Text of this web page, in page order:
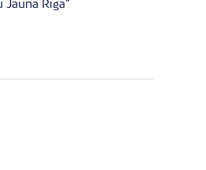
Rīga”